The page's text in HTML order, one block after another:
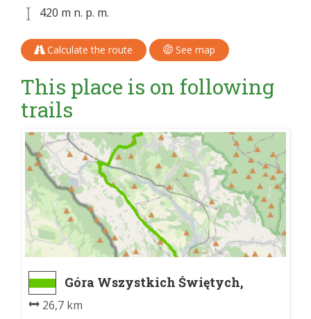
420 m n. p. m.
Calculate the route See map
This place is on following
trails
Góra Wszystkich Świętych,
kaplica - WIELKA SOWA
26,7 km